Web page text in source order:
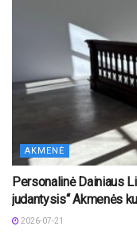
AKMENĖ
Personalinė Dainiaus
judantysis“ Akmenės
2026-07-21